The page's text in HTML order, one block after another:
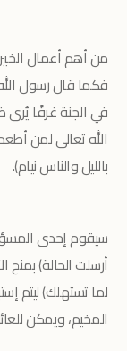
من أهم أعمال
فكما قال رسول
في الجنة غرفًا
الله تعالى لمن
بالليل والناس نيام).
لما تستهلك) ليتم
المخيم، ويمكن